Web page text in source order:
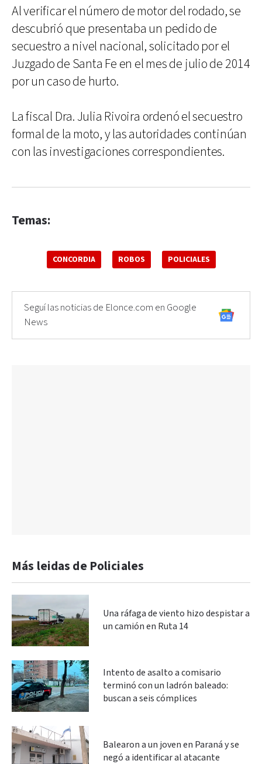
Al verificar el número de motor del rodado, se
descubrió que presentaba un pedido de
secuestro a nivel nacional, solicitado por el
Juzgado de Santa Fe en el mes de julio de 2014
por un caso de hurto.
La fiscal Dra. Julia Rivoira ordenó el secuestro
formal de la moto, y las autoridades continúan
con las investigaciones correspondientes.
Temas:
CONCORDIA ROBOS POLICIALES
Seguí las noticias de Elonce.com en Google
News
Más leidas de Policiales
Una ráfaga de viento hizo despistar a
un camión en Ruta 14
Intento de asalto a comisario
terminó con un ladrón baleado:
buscan a seis cómplices
Balearon a un joven en Paraná y se
negó a identificar al atacante